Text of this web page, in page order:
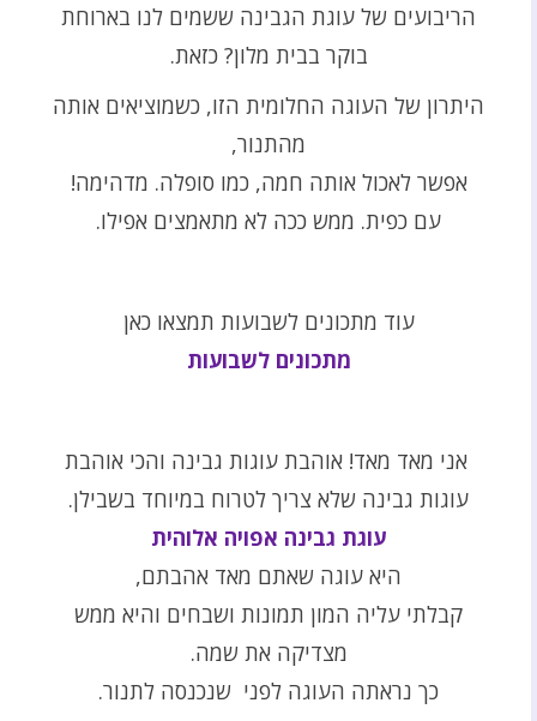
הריבועים של עוגת הגבינה ששמים לנו בארוחת
בוקר בבית מלון? כזאת.
היתרון של העוגה החלומית הזו, כשמוציאים אותה
מהתנור,
אפשר לאכול אותה חמה, כמו סופלה. מדהימה!
עם כפית. ממש ככה לא מתאמצים אפילו.
עוד מתכונים לשבועות תמצאו כאן
מתכונים לשבועות
אני מאד מאד! אוהבת עוגות גבינה והכי אוהבת
עוגות גבינה שלא צריך לטרוח במיוחד בשבילן.
עוגת גבינה אפויה אלוהית
היא עוגה שאתם מאד אהבתם,
קבלתי עליה המון תמונות ושבחים והיא ממש
מצדיקה את שמה.
כך נראתה העוגה לפני שנכנסה לתנור.